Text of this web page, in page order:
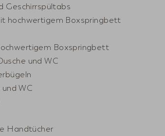
Geschirrspültabs
hochwertigem Boxspringbett
Boxspringbett
und WC
WC
Handtücher